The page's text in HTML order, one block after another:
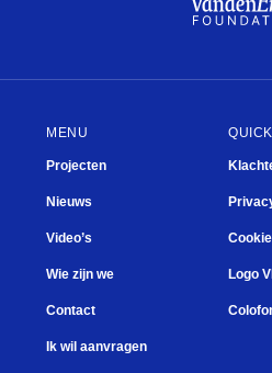
MENU
Projecten
Nieuws
Video’s
Wie zijn we
Contact
Ik wil aanvragen
Logo